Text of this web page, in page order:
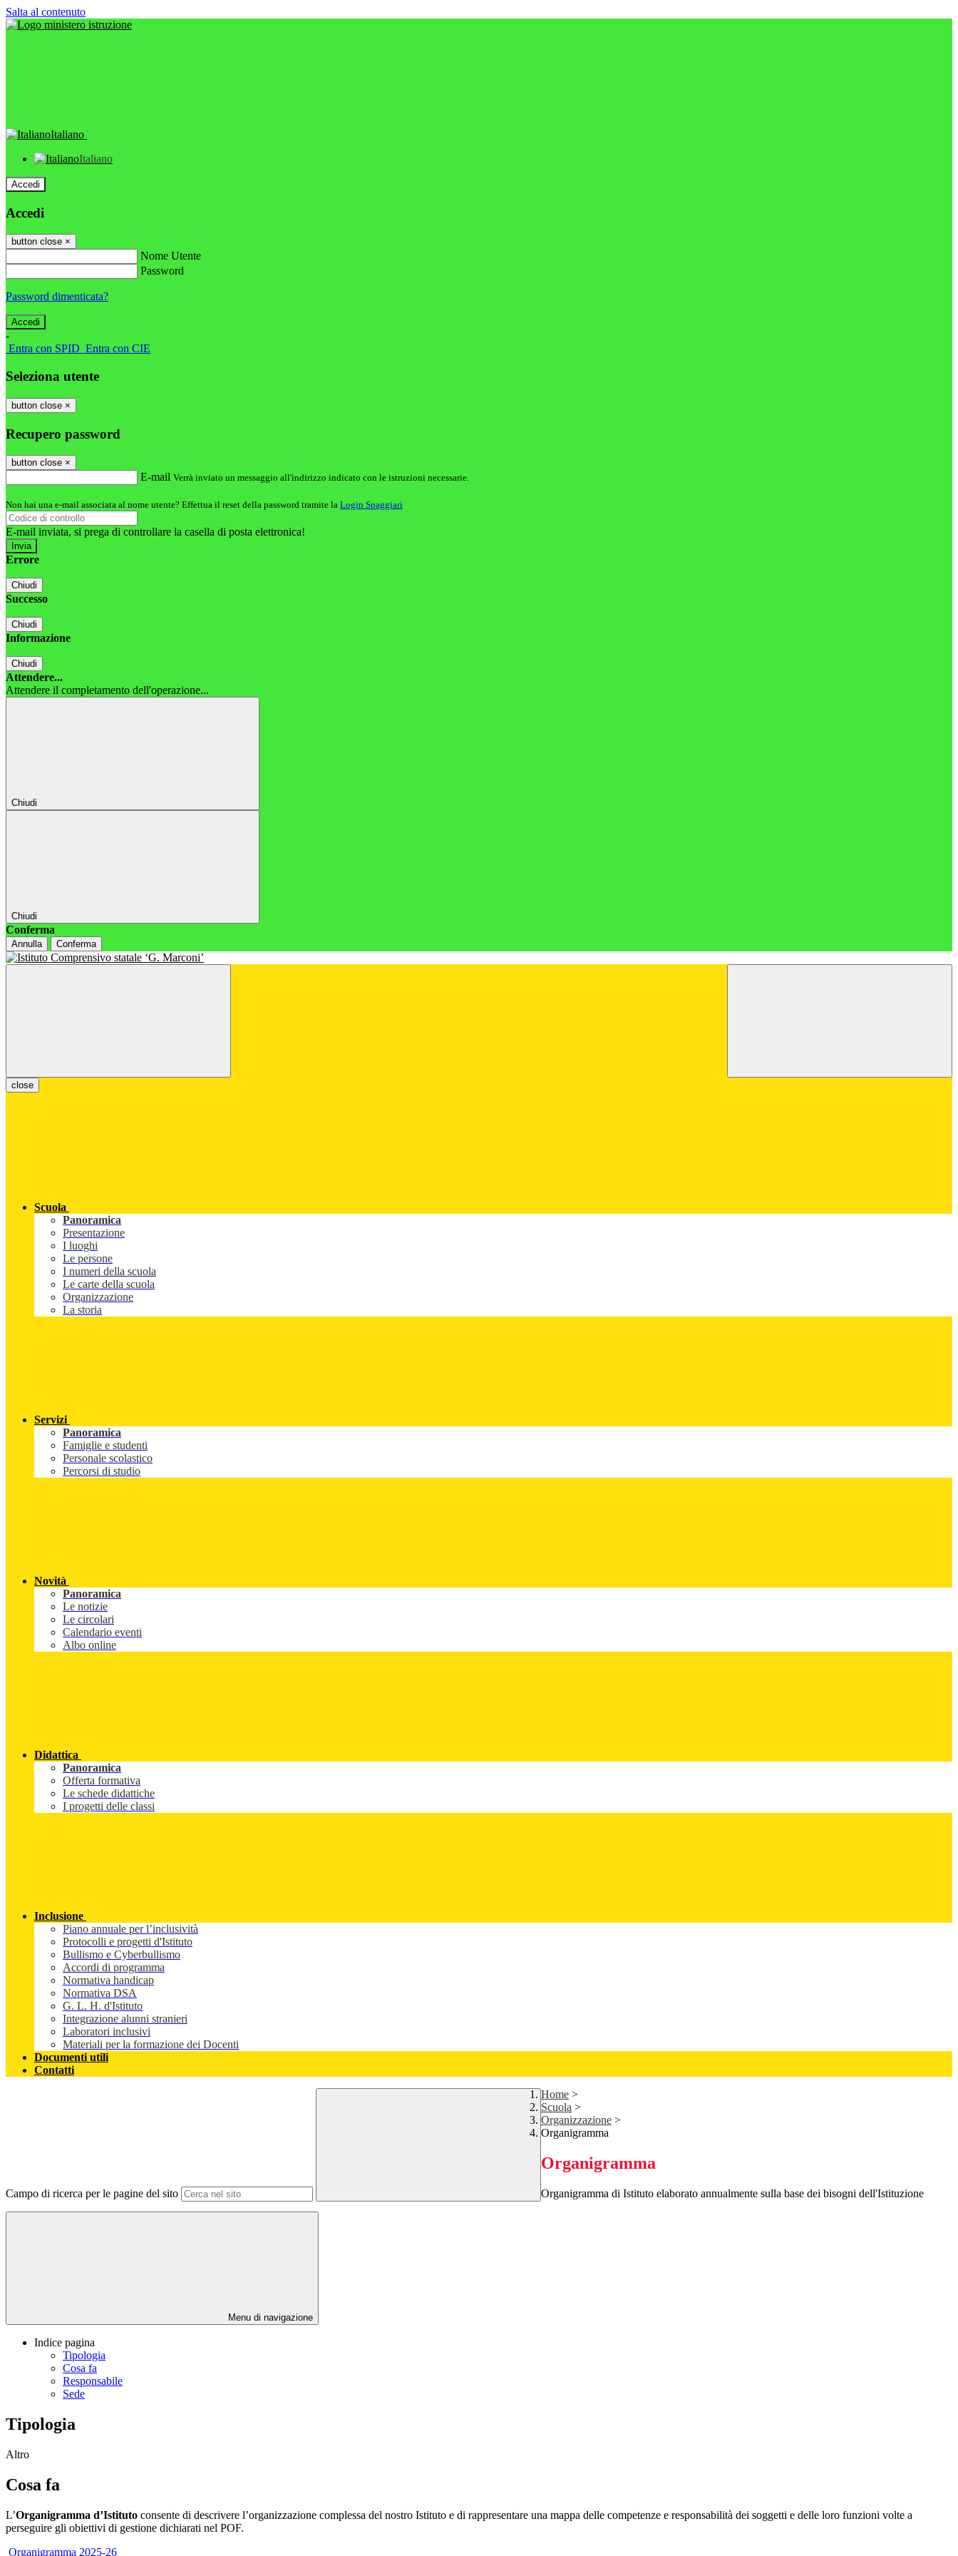
Salta al contenuto
Italiano
Italiano
Accedi
Accedi
button close ×
Nome Utente
Password
Password dimenticata?
-
Entra con SPID Entra con CIE
Seleziona utente
button close ×
Recupero password
button close ×
E-mail Verrà inviato un messaggio all'indirizzo indicato con le istruzioni necessarie.
Non hai una e-mail associata al nome utente? Effettua il reset della password tramite la Login Spaggiari
E-mail inviata, si prega di controllare la casella di posta elettronica!
Errore
Chiudi
Successo
Chiudi
Informazione
Chiudi
Attendere...
Attendere il completamento dell'operazione...
Chiudi
Chiudi
Conferma
Annulla Conferma
close
Scuola
Panoramica
Presentazione
I luoghi
Le persone
I numeri della scuola
Le carte della scuola
Organizzazione
La storia
Servizi
Panoramica
Famiglie e studenti
Personale scolastico
Percorsi di studio
Novità
Panoramica
Le notizie
Le circolari
Calendario eventi
Albo online
Didattica
Panoramica
Offerta formativa
Le schede didattiche
I progetti delle classi
Inclusione
Piano annuale per l’inclusività
Protocolli e progetti d'Istituto
Bullismo e Cyberbullismo
Accordi di programma
Normativa handicap
Normativa DSA
G. L. H. d'Istituto
Integrazione alunni stranieri
Laboratori inclusivi
Materiali per la formazione dei Docenti
Documenti utili
Contatti
Campo di ricerca per le pagine del sito
Home >
Scuola >
Organizzazione >
Organigramma
Organigramma
Organigramma di Istituto elaborato annualmente sulla base dei bisogni dell'Istituzione
Menu di navigazione
Indice pagina
Tipologia
Cosa fa
Responsabile
Sede
Tipologia
Altro
Cosa fa
L’Organigramma d’Istituto consente di descrivere l’organizzazione complessa del nostro Istituto e di rappresentare una mappa delle competenze e responsabilità dei soggetti e delle loro funzioni volte a
perseguire gli obiettivi di gestione dichiarati nel POF.
Organigramma 2025-26